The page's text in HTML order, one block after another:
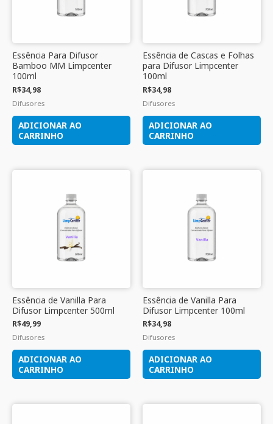
Essência Para Difusor
Bamboo MM Limpcenter
100ml
R$34,98
Difusores
ADICIONAR AO
CARRINHO
Essência de Cascas e Folhas
para Difusor Limpcenter
100ml
R$34,98
Difusores
ADICIONAR AO
CARRINHO
Essência de Vanilla Para
Difusor Limpcenter 500ml
R$49,99
Difusores
ADICIONAR AO
CARRINHO
Essência de Vanilla Para
Difusor Limpcenter 100ml
R$34,98
Difusores
ADICIONAR AO
CARRINHO